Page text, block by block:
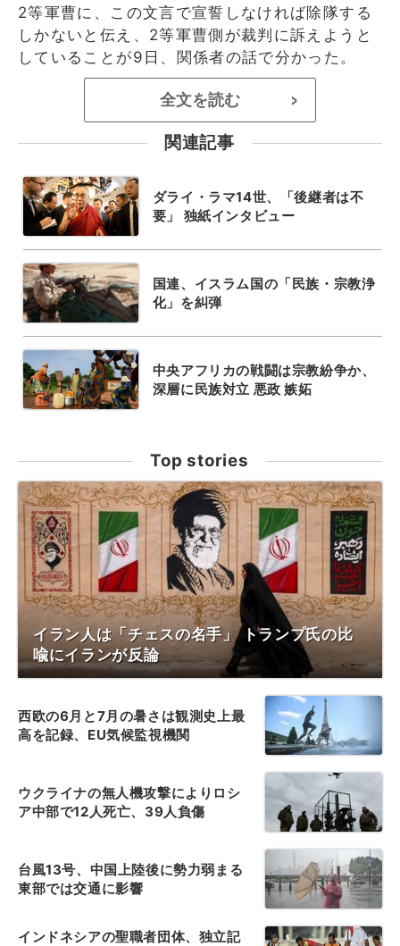
2等軍曹に、この文言で宣誓しなければ除隊する
しかないと伝え、2等軍曹側が裁判に訴えようと
していることが9日、関係者の話で分かった。
全文を読む >
関連記事
ダライ・ラマ14世、「後継者は不
要」 独紙インタビュー
国連、イスラム国の「民族・宗教浄
化」を糾弾
中央アフリカの戦闘は宗教紛争か、
深層に民族対立 悪政 嫉妬
Top stories
イラン人は「チェスの名手」 トランプ氏の比
喩にイランが反論
西欧の6月と7月の暑さは観測史上最
高を記録、EU気候監視機関
ウクライナの無人機攻撃によりロシ
ア中部で12人死亡、39人負傷
台風13号、中国上陸後に勢力弱まる
東部では交通に影響
インドネシアの聖職者団体、独立記